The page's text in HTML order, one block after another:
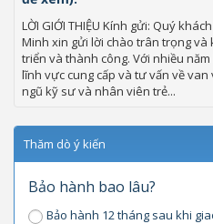
LỜI GIỚI THIỆU Kính gửi: Quý
Minh xin gửi lời chào trân trọng
triển và thành công. Với nhiều
lĩnh vực cung cấp và tư vấn về
ngũ kỹ sư và nhân viên trẻ...
Thăm dò ý kiến
Bảo hành bao lâu?
Bảo hành 12 tháng sau khi